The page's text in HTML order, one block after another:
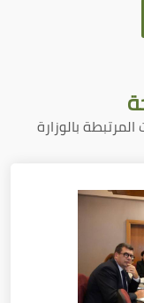
بالوزارة